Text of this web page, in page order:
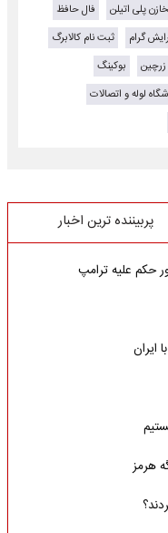
پلی اتیلن
فال حافظ
گرام
ثبت نام کالابرگ
زرچین
بوکینگ
لوله و اتصالات
پربیننده ترین اخبار
حکم علیه ترامپ
ایران
هرمز